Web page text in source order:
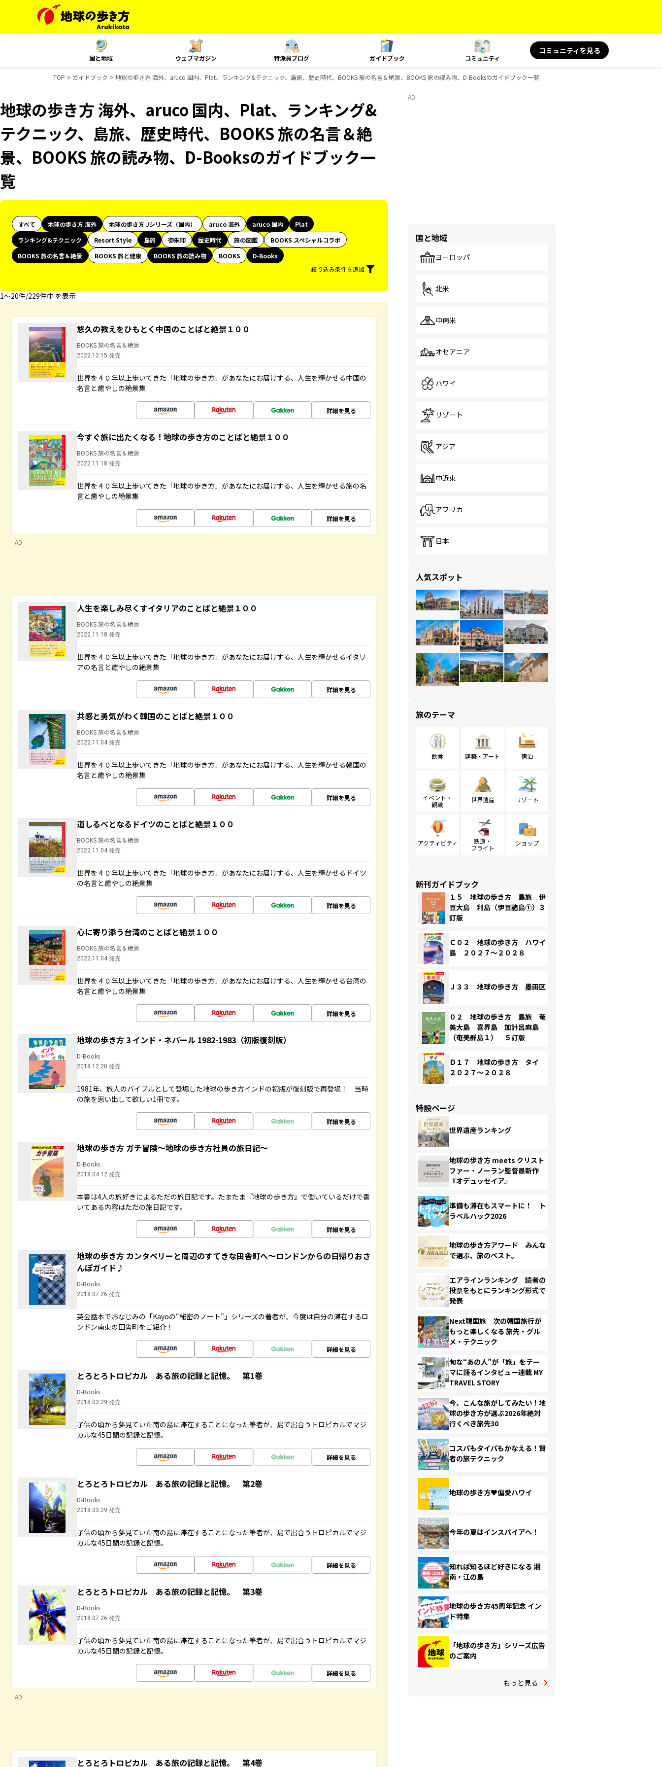
国と地域 ウェブマガジン 特派員ブログ ガイドブック コミュニティ
コミュニティを見る
TOP ガイドブック 地球の歩き方 海外、aruco 国内、Plat、ランキング&テクニック、島旅、歴史時代、BOOKS 旅の名言＆絶景、BOOKS 旅の読み物、D-Booksのガイドブック一覧
地球の歩き方 海外、aruco 国内、Plat、ランキング&
テクニック、島旅、歴史時代、BOOKS 旅の名言＆絶
景、BOOKS 旅の読み物、D-Booksのガイドブック一
覧
すべて 地球の歩き方 海外 地球の歩き方 Jシリーズ（国内） aruco 海外 aruco 国内
Plat
ランキング&テクニック
Resort Style 島旅 御朱印 歴史時代 旅の図鑑
BOOKS スペシャルコラボ
BOOKS 旅の名言＆絶景
BOOKS 旅と健康 BOOKS 旅の読み物 BOOKS
D-Books
絞り込み条件を追加
1〜20件/229件中 を表示
悠久の教えをひもとく中国のことばと絶景１００
BOOKS 旅の名言＆絶景
2022.12.15 発売
世界を４０年以上歩いてきた「地球の歩き方」があなたにお届けする、人生を輝かせる中国の
名言と癒やしの絶景集
詳細を見る
今すぐ旅に出たくなる！地球の歩き方のことばと絶景１００
BOOKS 旅の名言＆絶景
2022.11.18 発売
世界を４０年以上歩いてきた「地球の歩き方」があなたにお届けする、人生を輝かせる旅の名
言と癒やしの絶景集
詳細を見る
AD
人生を楽しみ尽くすイタリアのことばと絶景１００
BOOKS 旅の名言＆絶景
2022.11.18 発売
世界を４０年以上歩いてきた「地球の歩き方」があなたにお届けする、人生を輝かせるイタリ
アの名言と癒やしの絶景集
詳細を見る
共感と勇気がわく韓国のことばと絶景１００
BOOKS 旅の名言＆絶景
2022.11.04 発売
世界を４０年以上歩いてきた「地球の歩き方」があなたにお届けする、人生を輝かせる韓国の
名言と癒やしの絶景集
詳細を見る
道しるべとなるドイツのことばと絶景１００
BOOKS 旅の名言＆絶景
2022.11.04 発売
世界を４０年以上歩いてきた「地球の歩き方」があなたにお届けする、人生を輝かせるドイツ
の名言と癒やしの絶景集
詳細を見る
心に寄り添う台湾のことばと絶景１００
BOOKS 旅の名言＆絶景
2022.11.04 発売
世界を４０年以上歩いてきた「地球の歩き方」があなたにお届けする、人生を輝かせる台湾の
名言と癒やしの絶景集
詳細を見る
地球の歩き方 3 インド・ネパール 1982-1983（初版復刻版）
D-Books
2018.12.20 発売
1981年、旅人のバイブルとして登場した地球の歩き方インドの初版が復刻版で再登場！ 当時
の旅を思い出して欲しい1冊です。
詳細を見る
地球の歩き方 ガチ冒険～地球の歩き方社員の旅日記～
D-Books
2018.04.12 発売
本書は4人の旅好きによるただの旅日記です。たまたま『地球の歩き方』で働いているだけで書
いてある内容はただの旅日記です。
詳細を見る
地球の歩き方 カンタベリーと周辺のすてきな田舎町へ～ロンドンからの日帰りおさ
んぽガイド♪
D-Books
2018.07.26 発売
英会話本でおなじみの「Kayoの“秘密のノート”」シリーズの著者が、今度は自分の滞在するロ
ンドン南東の田舎町をご紹介！
詳細を見る
とろとろトロピカル ある旅の記録と記憶。 第1巻
D-Books
2018.03.29 発売
子供の頃から夢見ていた南の島に滞在することになった筆者が、島で出合うトロピカルでマジ
カルな45日間の記録と記憶。
詳細を見る
とろとろトロピカル ある旅の記録と記憶。 第2巻
D-Books
2018.03.29 発売
子供の頃から夢見ていた南の島に滞在することになった筆者が、島で出合うトロピカルでマジ
カルな45日間の記録と記憶。
詳細を見る
とろとろトロピカル ある旅の記録と記憶。 第3巻
D-Books
2018.07.26 発売
子供の頃から夢見ていた南の島に滞在することになった筆者が、島で出合うトロピカルでマジ
カルな45日間の記録と記憶。
詳細を見る
AD
とろとろトロピカル ある旅の記録と記憶。 第4巻
AD
国と地域
ヨーロッパ
北米
中南米
オセアニア
ハワイ
リゾート
アジア
中近東
アフリカ
日本
人気スポット
旅のテーマ
飲食 建築・アート 宿泊
イベント・
観戦
世界遺産 リゾート
アクティビティ
鉄道・
フライト
ショップ
新刊ガイドブック
１５ 地球の歩き方 島旅 伊
豆大島 利島（伊豆諸島①）３
訂版
Ｃ０２ 地球の歩き方 ハワイ
島 ２０２７～２０２８
Ｊ３３ 地球の歩き方 墨田区
０２ 地球の歩き方 島旅 奄
美大島 喜界島 加計呂麻島
（奄美群島１） ５訂版
Ｄ１７ 地球の歩き方 タイ
２０２７～２０２８
特設ページ
世界遺産ランキング
地球の歩き方 meets クリスト
ファー・ノーラン監督最新作
『オデュッセイア』
準備も滞在もスマートに！ ト
ラベルハック2026
地球の歩き方アワード みんな
で選ぶ、旅のベスト。
エアラインランキング 読者の
投票をもとにランキング形式で
発表
Next韓国旅 次の韓国旅行が
もっと楽しくなる 旅先・グル
メ・テクニック
旬な“あの人”が「旅」をテー
マに語るインタビュー連載 MY
TRAVEL STORY
今、こんな旅がしてみたい！地
球の歩き方が選ぶ2026年絶対
行くべき旅先30
コスパもタイパもかなえる！賢
者の旅テクニック
地球の歩き方♥偏愛ハワイ
今年の夏はインスパイアへ！
知れば知るほど好きになる 湘
南・江の島
地球の歩き方45周年記念 イン
ド特集
「地球の歩き方」シリーズ広告
のご案内
もっと見る